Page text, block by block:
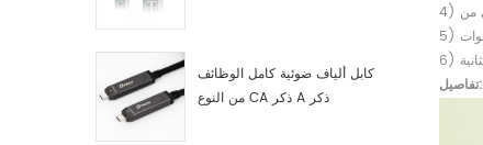
كابل ألياف ضوئية كامل الوظائف
من النوع CA ذكر A ذكر
تفاصيل: